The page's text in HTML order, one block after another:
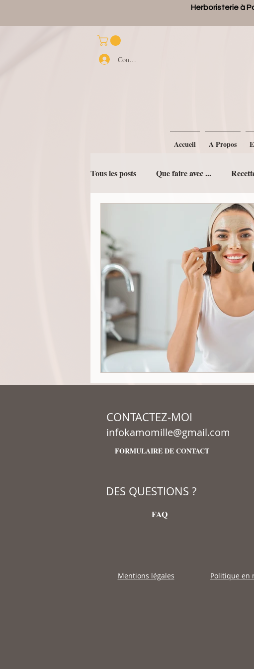
Herboristerie à
Connexion
Accueil A Propos
Tous les posts Que faire avec ...
CONTACTEZ-MOI
infokamomille@gmail.com
FORMULAIRE DE CONTACT
DES QUESTIONS ?
FAQ
Mentions légales Politique en